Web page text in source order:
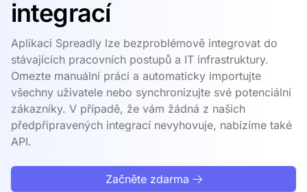
integrací
Aplikaci Spreadly lze bezproblémově integrovat do
stávajících pracovních postupů a IT infrastruktury.
Omezte manuální práci a automaticky importujte
všechny uživatele nebo synchronizujte své potenciální
zákazníky. V případě, že vám žádná z našich
předpřipravených integrací nevyhovuje, nabízíme také
API.
Začněte zdarma